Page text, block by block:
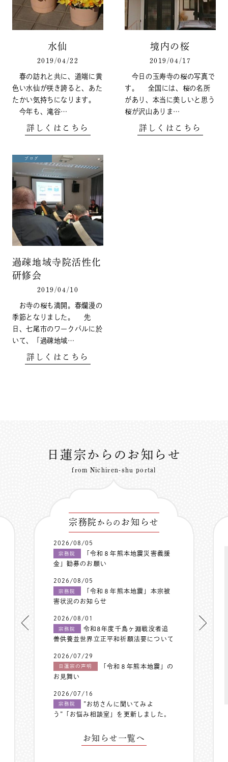
水仙
2019/04/22
春の訪れと共に、道端に黄
色い水仙が咲き誇ると、あた
たかい気持ちになります。
今年も、滝谷…
詳しくはこちら
境内の桜
2019/04/17
今日の玉寿寺の桜の写真で
す。 全国には、桜の名所
があり、本当に美しいと思う
桜が沢山ありま…
詳しくはこちら
ブログ
過疎地域寺院活性化
研修会
2019/04/10
お寺の桜も満開。春爛漫の
季節となりました。 先
日、七尾市のワークパルに於
いて、「過疎地域…
詳しくはこちら
日蓮宗からのお知らせ
from Nichiren-shu portal
宗務院 からの お知らせ
2026/08/05
宗務院
「令和８年熊本地震災害義援
金」勧募のお願い
2026/08/05
宗務院
「令和８年熊本地震」本宗被
害状況のお知らせ
2026/08/01
宗務院
令和8年度千鳥ヶ淵戦没者追
善供養並世界立正平和祈願法要について
2026/07/29
日蓮宗の声明
「令和８年熊本地震」の
お見舞い
2026/07/16
宗務院
”お坊さんに聞いてみよ
う”「お悩み相談室」を更新しました。
お知らせ一覧へ